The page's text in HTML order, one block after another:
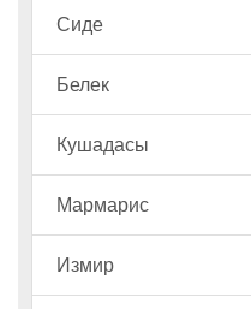
Сиде
Белек
Кушадасы
Мармарис
Измир